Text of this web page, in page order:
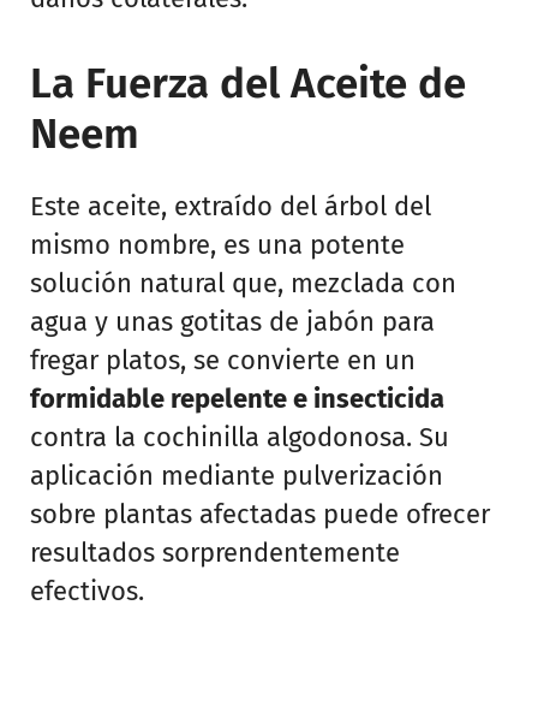
La Fuerza del Aceite de
Neem
Este aceite, extraído del árbol del
mismo nombre, es una potente
solución natural que, mezclada con
agua y unas gotitas de jabón para
fregar platos, se convierte en un
formidable repelente e insecticida
contra la cochinilla algodonosa. Su
aplicación mediante pulverización
sobre plantas afectadas puede ofrecer
resultados sorprendentemente
efectivos.